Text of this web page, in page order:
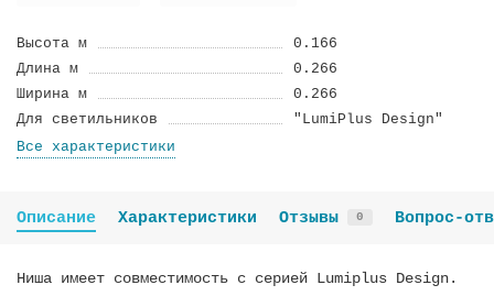
Высота м
0.166
Длина м
0.266
Ширина м
0.266
Для светильников
"LumiPlus Design"
Все характеристики
Описание Характеристики Отзывы 0 Вопрос-
Ниша имеет совместимость с серией Lumiplus Design.